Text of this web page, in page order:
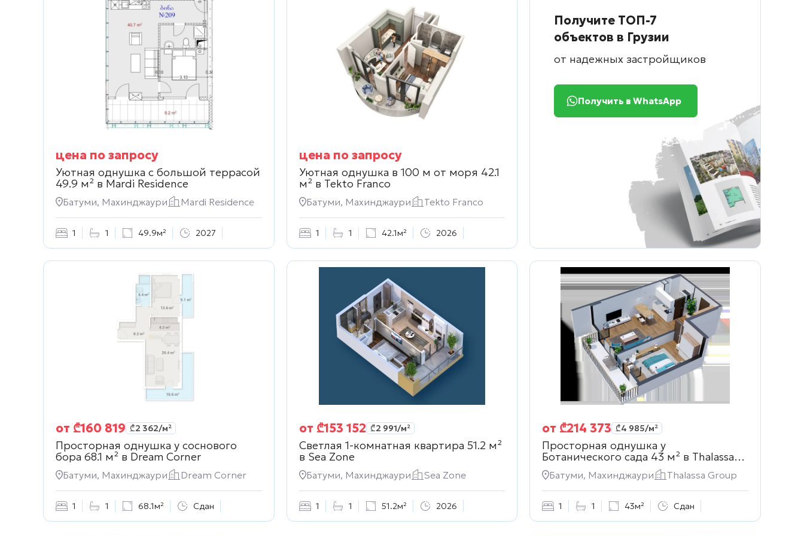
цена по запросу
Уютная однушка с большой террасой
49.9 м² в Mardi Residence
Батуми, Махинджаури Mardi Residence
1 1 49.9м² 2027
цена по запросу
Уютная однушка в 100 м от моря 42.1
м² в Tekto Franco
Батуми, Махинджаури Tekto Franco
1 1 42.1м² 2026
Получите ТОП-7
объектов в Грузии
от надежных застройщиков
Получить в WhatsApp
от ₾160 819 ₾2 362/м²
Просторная однушка у соснового
бора 68.1 м² в Dream Corner
Батуми, Махинджаури Dream Corner
1 1 68.1м² Сдан
от ₾153 152 ₾2 991/м²
Светлая 1-комнатная квартира 51.2 м²
в Sea Zone
Батуми, Махинджаури Sea Zone
1 1 51.2м² 2026
от ₾214 373 ₾4 985/м²
Просторная однушка у
Ботанического сада 43 м² в Thalassa
Group
Батуми, Махинджаури Thalassa Group
1 1 43м² Сдан